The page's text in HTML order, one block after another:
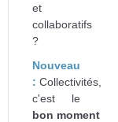
et
collaboratifs
?
Nouveau
: Collectivités,
c'est le
bon moment